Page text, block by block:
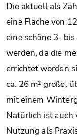
Die aktuell als
eine Fläche von
eine schöne 3-
werden, da die
errichtet worden
ca. 26 m² große,
mit einem
Natürlich ist auch
Nutzung als